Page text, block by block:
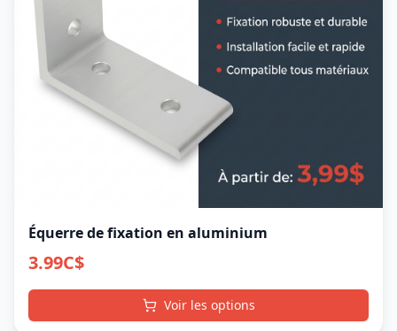
Équerre de fixation en aluminium
3.99C$
Voir les options